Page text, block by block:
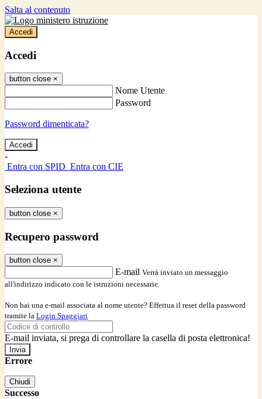
Salta al contenuto
Accedi
Accedi
button close ×
Nome Utente
Password
Password dimenticata?
-
Entra con SPID Entra con CIE
Seleziona utente
button close ×
Recupero password
button close ×
E-mail Verrà inviato un messaggio
all'indirizzo indicato con le istruzioni necessarie.
Non hai una e-mail associata al nome utente? Effettua il reset della password
tramite la Login Spaggiari
E-mail inviata, si prega di controllare la casella di posta elettronica!
Errore
Chiudi
Successo